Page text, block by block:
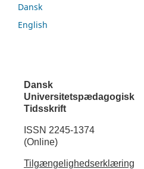
Dansk
English
Dansk
Universitetspædagogisk
Tidsskrift
ISSN 2245-1374
(Online)
Tilgængelighedserklæring